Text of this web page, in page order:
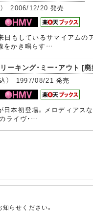
）2006/12/20 発売
日もしているサマイアムの
をかき鳴らす…
ーキング・ミー・アウト [
） 1997/08/21 発売
本初登場。メロディアス
ライヴ・…
らせください。